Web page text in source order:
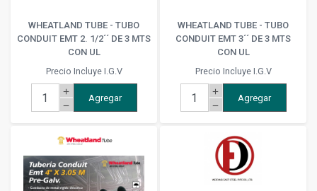
WHEATLAND TUBE - TUBO
CONDUIT EMT 2. 1/2´´ DE 3 MTS
CON UL
Precio Incluye I.G.V
add
remove
Agregar
WHEATLAND TUBE - TUBO
CONDUIT EMT 3´´ DE 3 MTS
CON UL
Precio Incluye I.G.V
add
remove
Agregar